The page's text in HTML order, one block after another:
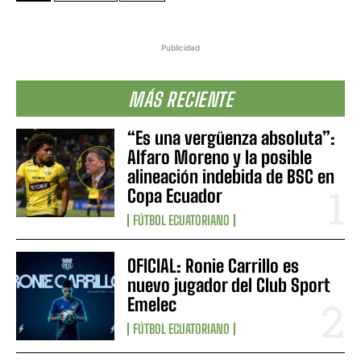
Publicidad
MÁS RECIENTE
“Es una vergüenza absoluta”:
Alfaro Moreno y la posible
alineación indebida de BSC en
Copa Ecuador
FÚTBOL ECUATORIANO
OFICIAL: Ronie Carrillo es
nuevo jugador del Club Sport
Emelec
FÚTBOL ECUATORIANO